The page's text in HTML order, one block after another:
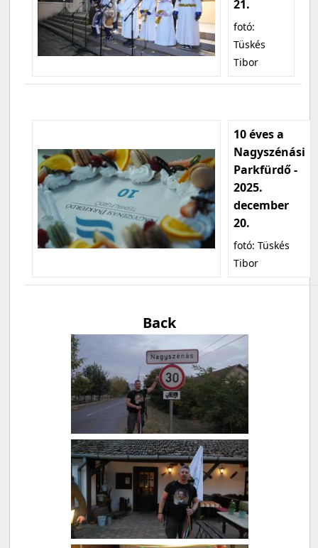
21.
fotó:
Tüskés
Tibor
10 éves a
Nagyszénási
Parkfürdő -
2025.
december
20.
fotó: Tüskés
Tibor
Back